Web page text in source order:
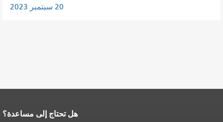
20 سبتمبر 2023
هل تحتاج إلى مساعدة؟